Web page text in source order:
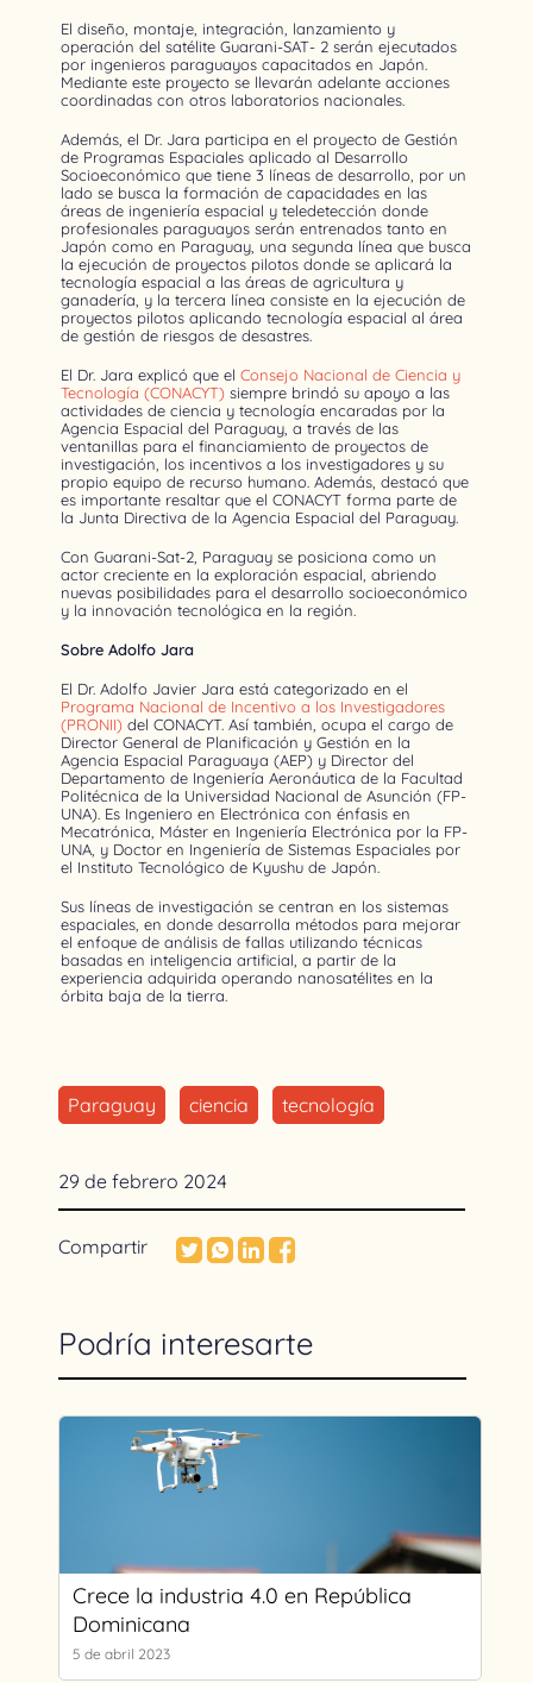
El diseño, montaje, integración, lanzamiento y
operación del satélite Guarani-SAT- 2 serán ejecutados
por ingenieros paraguayos capacitados en Japón.
Mediante este proyecto se llevarán adelante acciones
coordinadas con otros laboratorios nacionales.
Además, el Dr. Jara participa en el proyecto de Gestión
de Programas Espaciales aplicado al Desarrollo
Socioeconómico que tiene 3 líneas de desarrollo, por un
lado se busca la formación de capacidades en las
áreas de ingeniería espacial y teledetección donde
profesionales paraguayos serán entrenados tanto en
Japón como en Paraguay, una segunda línea que busca
la ejecución de proyectos pilotos donde se aplicará la
tecnología espacial a las áreas de agricultura y
ganadería, y la tercera línea consiste en la ejecución de
proyectos pilotos aplicando tecnología espacial al área
de gestión de riesgos de desastres.
El Dr. Jara explicó que el Consejo Nacional de Ciencia y
Tecnología (CONACYT)siempre brindó su apoyo a las
actividades de ciencia y tecnología encaradas por la
Agencia Espacial del Paraguay, a través de las
ventanillas para el financiamiento de proyectos de
investigación, los incentivos a los investigadores y su
propio equipo de recurso humano. Además, destacó que
es importante resaltar que el CONACYT forma parte de
la Junta Directiva de la Agencia Espacial del Paraguay.
Con Guarani-Sat-2, Paraguay se posiciona como un
actor creciente en la exploración espacial, abriendo
nuevas posibilidades para el desarrollo socioeconómico
y la innovación tecnológica en la región.
Sobre Adolfo Jara
El Dr. Adolfo Javier Jara está categorizado en el
Programa Nacional de Incentivo a los Investigadores
(PRONII) del CONACYT. Así también, ocupa el cargo de
Director General de Planificación y Gestión en la
Agencia Espacial Paraguaya (AEP) y Director del
Departamento de Ingeniería Aeronáutica de la Facultad
Politécnica de la Universidad Nacional de Asunción (FP-
UNA). Es Ingeniero en Electrónica con énfasis en
Mecatrónica, Máster en Ingeniería Electrónica por la FP-
UNA, y Doctor en Ingeniería de Sistemas Espaciales por
el Instituto Tecnológico de Kyushu de Japón.
Sus líneas de investigación se centran en los sistemas
espaciales, en donde desarrolla métodos para mejorar
el enfoque de análisis de fallas utilizando técnicas
basadas en inteligencia artificial, a partir de la
experiencia adquirida operando nanosatélites en la
órbita baja de la tierra.
Paraguay ciencia tecnología
29 de febrero 2024
Compartir
Podría interesarte
Crece la industria 4.0 en República
Dominicana
5 de abril 2023